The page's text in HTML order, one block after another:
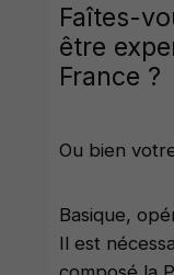
Faîtes-
être
France ?
Ou bien
Basique,
Il est